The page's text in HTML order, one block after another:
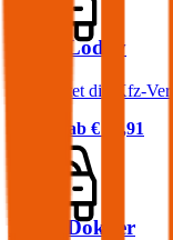
Dacia Lodgy
Was kostet die Kfz-
Prämie ab € 54,91
Dacia Dokker